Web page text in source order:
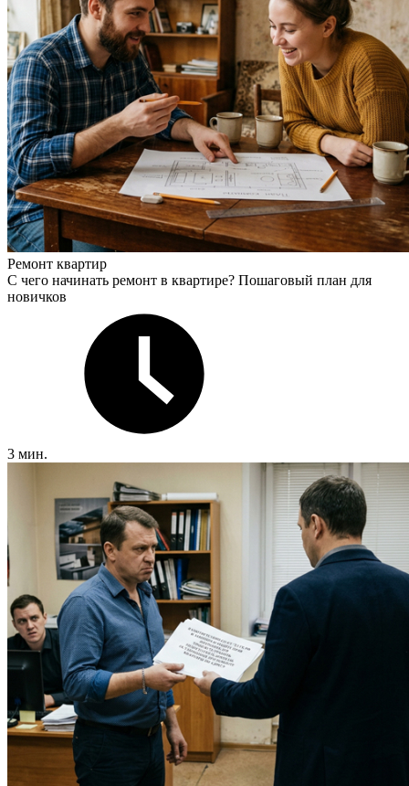
Ремонт квартир
С чего начинать ремонт в квартире? Пошаговый план для
новичков
3 мин.